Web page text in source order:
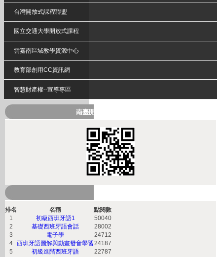
台灣開放式課程聯盟
國立交通大學開放式課程
雲嘉南區域教學資源中心
教育部創用CC資訊網
智慧財產權--宣導專區
南臺開放式課程QRcode
排名 名稱
點閱數
1
初級西班牙語1
50040
2
基礎西班牙語會話
28002
3
電子學
24712
4
西班牙語圖解與動畫發音學習24187
5
初級進階西班牙語
22787